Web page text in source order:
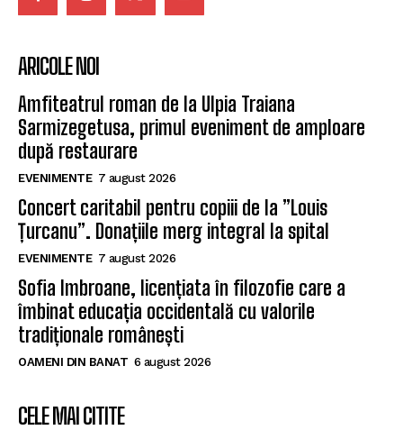
ARICOLE NOI
Amfiteatrul roman de la Ulpia Traiana
Sarmizegetusa, primul eveniment de amploare
după restaurare
EVENIMENTE 7 august 2026
Concert caritabil pentru copiii de la ”Louis
Țurcanu”. Donațiile merg integral la spital
EVENIMENTE 7 august 2026
Sofia Imbroane, licențiata în filozofie care a
îmbinat educația occidentală cu valorile
tradiționale românești
OAMENI DIN BANAT 6 august 2026
CELE MAI CITITE